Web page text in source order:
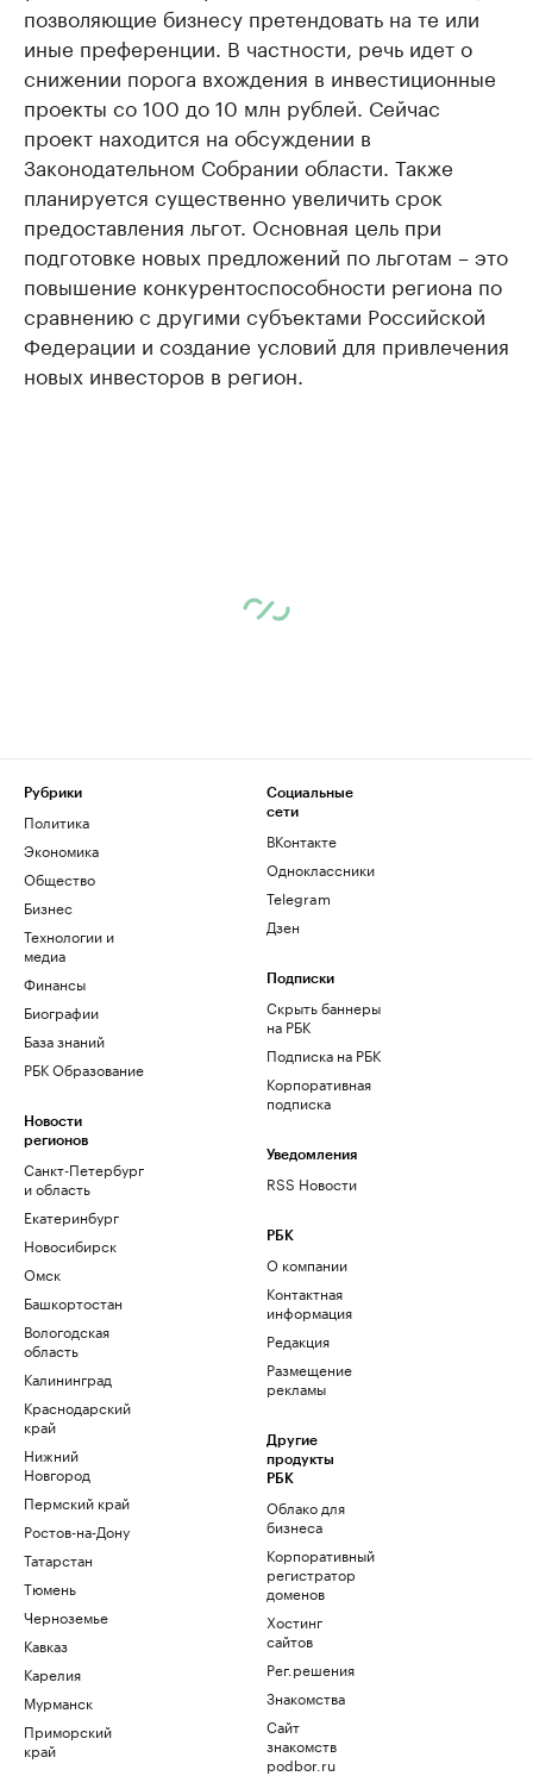
позволяющие бизнесу претендовать на те или
иные преференции. В частности, речь идет о
снижении порога вхождения в инвестиционные
проекты со 100 до 10 млн рублей. Сейчас
проект находится на обсуждении в
Законодательном Собрании области. Также
планируется существенно увеличить срок
предоставления льгот. Основная цель при
подготовке новых предложений по льготам – это
повышение конкурентоспособности региона по
сравнению с другими субъектами Российской
Федерации и создание условий для привлечения
новых инвесторов в регион.
Рубрики
Политика
Экономика
Общество
Бизнес
Технологии и
медиа
Финансы
Биографии
База знаний
РБК Образование
Новости
регионов
Санкт-Петербург
и область
Екатеринбург
Новосибирск
Омск
Башкортостан
Вологодская
область
Калининград
Краснодарский
край
Нижний
Новгород
Пермский край
Ростов-на-Дону
Татарстан
Тюмень
Черноземье
Кавказ
Карелия
Мурманск
Приморский
край
Социальные
сети
ВКонтакте
Одноклассники
Telegram
Дзен
Подписки
Скрыть баннеры
на РБК
Подписка на РБК
Корпоративная
подписка
Уведомления
RSS Новости
РБК
О компании
Контактная
информация
Редакция
Размещение
рекламы
Другие
продукты
РБК
Облако для
бизнеса
Корпоративный
регистратор
доменов
Хостинг
сайтов
Рег.решения
Знакомства
Сайт
знакомств
podbor.ru